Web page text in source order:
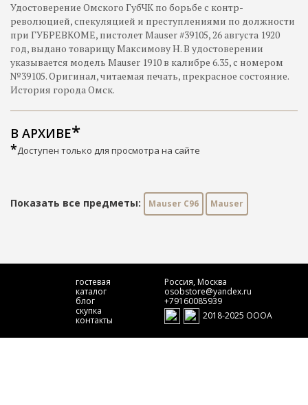
Удостоверение Омского ГубЧК по борьбе с контр-
революцией, спекуляцией и преступлениями по должности
при ГУБРЕВКОМЕ, пистолет Mauser #39105, 26 августа 1920
год, выдано товарищу Максимову Н. В удостоверении
указывается модель Mauser 1910 в калибре 6.35, с номером
№39105. Оригинал, читаемая печать, прекрасное состояние.
История города Омск.
В АРХИВЕ
*Доступен только для просмотра на сайте
Показать все предметы: Mauser C96 Mauser
гостевая
каталог
блог
скупка
контакты
Россия, Москва
osobstore@yandex.ru
+79160085939
2018-2025 ОООА